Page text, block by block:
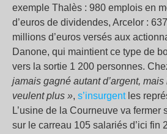
exemple Thalès : 980 emplois en
d’euros de dividendes, Arcelor :
millions d’euros versés aux
Danone, qui maintient ce type de
vers la sortie 1 200 personnes.
jamais gagné autant d’argent,
veulent plus », s’insurgentles
L’usine de la Courneuve va fermer
sur le carreau 105 salariés d’ici fin